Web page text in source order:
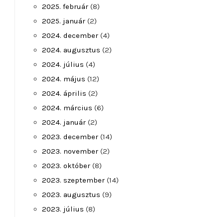
2025. február (8)
2025. január (2)
2024. december (4)
2024. augusztus (2)
2024. július (4)
2024. május (12)
2024. április (2)
2024. március (6)
2024. január (2)
2023. december (14)
2023. november (2)
2023. október (8)
2023. szeptember (14)
2023. augusztus (9)
2023. július (8)